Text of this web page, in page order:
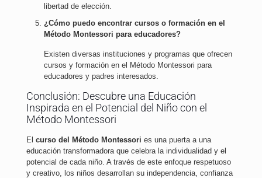
libertad de elección.
¿Cómo puedo encontrar cursos o formación en el
Método Montessori para educadores?
Existen diversas instituciones y programas que ofrecen
cursos y formación en el Método Montessori para
educadores y padres interesados.
Conclusión: Descubre una Educación
Inspirada en el Potencial del Niño con el
Método Montessori
El curso del Método Montessori es una puerta a una
educación transformadora que celebra la individualidad y el
potencial de cada niño. A través de este enfoque respetuoso
y creativo, los niños desarrollan su independencia, confianza